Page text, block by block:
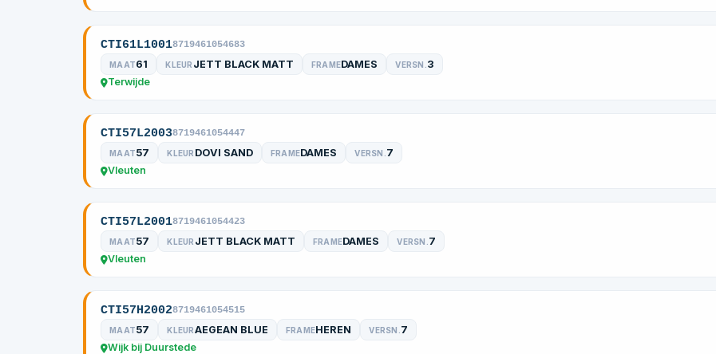
CTI61L10018719461054683
MAAT61 KLEUR JETT BLACK MATT FRAMEDAMES VERSN. 3
Terwijde
CTI57L20038719461054447
MAAT57 KLEUR DOVI SAND FRAMEDAMES VERSN. 7
Vleuten
CTI57L20018719461054423
MAAT57 KLEUR JETT BLACK MATT FRAMEDAMES VERSN. 7
Vleuten
CTI57H20028719461054515
MAAT57 KLEURAEGEAN BLUE FRAMEHEREN VERSN. 7
Wijk bij Duurstede